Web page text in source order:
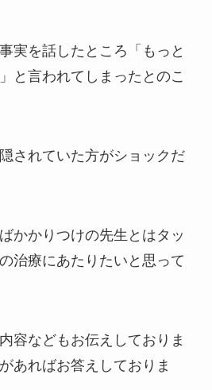
実を話したところ「もっと
と言われてしまったとのこ
されていた方がショックだ
かかりつけの先生とはタッ
治療にあたりたいと思って
容などもお伝えしておりま
あればお答えしておりま